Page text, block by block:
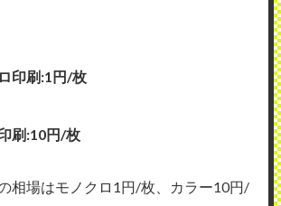
印刷:1円/枚
刷:10円/枚
相場はモノクロ1円/枚、カラー10円/